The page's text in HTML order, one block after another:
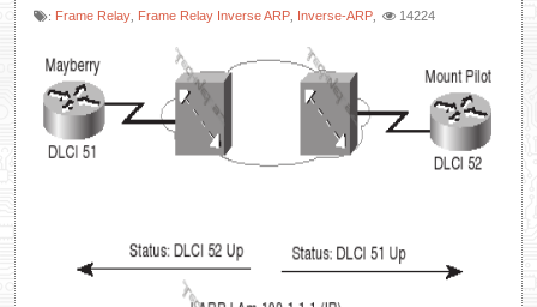
AVADANLIQLAR
IT LÜĞƏT
XƏBƏRLƏR
: Frame Relay Frame Relay Inverse ARP Inverse-ARP 14224